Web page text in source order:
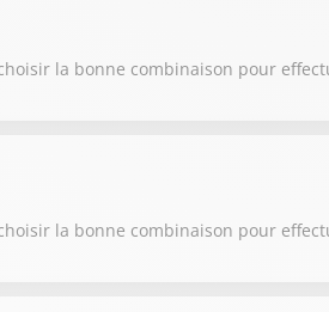
la bonne combinaison pour
la bonne combinaison pour